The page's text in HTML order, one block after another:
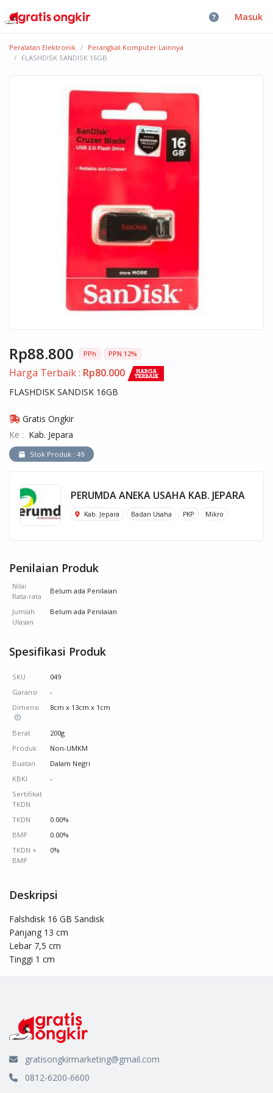
Masuk
Peralatan Elektronik
Perangkat Komputer Lainnya
FLASHDISK SANDISK 16GB
Rp88.800 PPh PPN 12%
Harga Terbaik : Rp80.000
FLASHDISK SANDISK 16GB
Gratis Ongkir
Ke : Kab. Jepara
Stok Produk : 49
PERUMDA ANEKA USAHA KAB. JEPARA
Kab. Jepara Badan Usaha PKP Mikro
Penilaian Produk
Nilai
Rata-rata
Belum ada Penilaian
Jumlah
Ulasan
Belum ada Penilaian
Spesifikasi Produk
SKU
049
Garansi
-
Dimensi
8cm x 13cm x 1cm
Berat
200g
Produk
Non-UMKM
Buatan
Dalam Negri
KBKI
-
Sertifikat
TKDN
TKDN
0.00%
BMP
0.00%
TKDN +
BMP
0%
Deskripsi
Falshdisk 16 GB Sandisk
Panjang 13 cm
Lebar 7,5 cm
Tinggi 1 cm
gratisongkirmarketing@gmail.com
0812-6200-6600